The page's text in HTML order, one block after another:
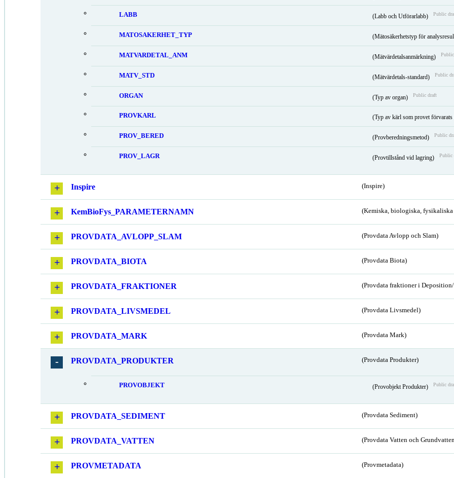
LABB (Labb och Utförarlabb) Public
MATOSAKERHET_TYP (Mätosäkerhetstyp för
MATVARDETAL_ANM (Mätvärdetalsanmärkning)
MATV_STD (Mätvärdetals-standard) Public
ORGAN (Typ av organ) Public draft
PROVKARL (Typ av kärl som provet förvarats
PROV_BERED (Provberedningsmetod) Public
PROV_LAGR (Provtillstånd vid lagring) Public
Inspire (Inspire)
KemBioFys_PARAMETERNAMN (Kemiska, biologiska, fysikaliska
PROVDATA_AVLOPP_SLAM (Provdata Avlopp och Slam)
PROVDATA_BIOTA (Provdata Biota)
PROVDATA_FRAKTIONER (Provdata fraktioner i
PROVDATA_LIVSMEDEL (Provdata Livsmedel)
PROVDATA_MARK (Provdata Mark)
PROVDATA_PRODUKTER (Provdata Produkter)
PROVOBJEKT (Provobjekt Produkter) Public
PROVDATA_SEDIMENT (Provdata Sediment)
PROVDATA_VATTEN (Provdata Vatten och
PROVMETADATA (Provmetadata)